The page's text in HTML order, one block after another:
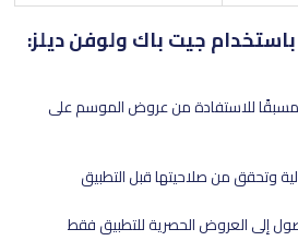
باستخدام جيت باك ولوفن ديلز:
مسبقًا للاستفادة من عروض الموسم على
وتحقق من صلاحيتها قبل التطبيق
إلى العروض الحصرية للتطبيق فقط